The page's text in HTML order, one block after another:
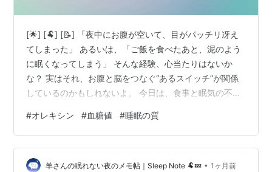
[🌟] [🐏] [📝] 「夜中にお腹が空いて、目がパッチリ冴え
てしまった」 あるいは、「ご飯を食べたあと、泥のよう
に眠くなってしまう」 そんな経験、心当たりはないか
な？ 実はそれ、お腹と脳をつなぐ“あるスイッチ”が関係
しているのかもしれないよ。 今日は、食事と眠気の不思
よ。 [/📝] [🌙] 夜中、ふと目が覚めてしまうのはなぜ？👀
空腹と覚醒の意外なつながり 「オレキシン」と血糖値の
シーソー関係⚖️ 脳の覚醒スイッチの仕組み 眠りを守る、
夕食の「食べ方」の知恵🍽️ 血糖値の波をゆるやかに整え
#オレキシン #血糖値 #睡眠の質
羊さんの眠れない夜のメモ帖｜Sleep Note 🐏💤 • 1ヶ月前